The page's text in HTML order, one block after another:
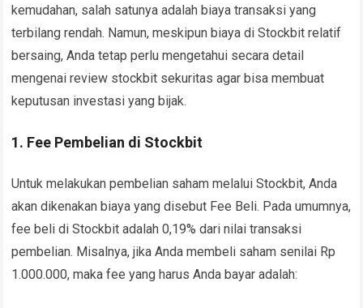
kemudahan, salah satunya adalah biaya transaksi yang
terbilang rendah. Namun, meskipun biaya di Stockbit relatif
bersaing, Anda tetap perlu mengetahui secara detail
mengenai review stockbit sekuritas agar bisa membuat
keputusan investasi yang bijak.
1. Fee Pembelian di Stockbit
Untuk melakukan pembelian saham melalui Stockbit, Anda
akan dikenakan biaya yang disebut Fee Beli. Pada umumnya,
fee beli di Stockbit adalah 0,19% dari nilai transaksi
pembelian. Misalnya, jika Anda membeli saham senilai Rp
1.000.000, maka fee yang harus Anda bayar adalah: